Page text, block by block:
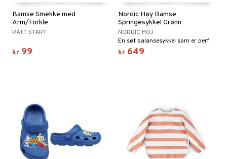
Bamse Smekke med
Arm/Forkle
RÄTT START
kr 99
Nordic Høy Bamse
Springesykkel Grønn
NORDIC HOJ
En søt balansesykkel som er perfekt for å øve opp balansen!
kr 649